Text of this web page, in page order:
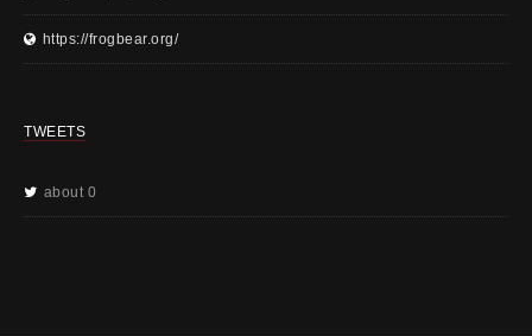
https://frogbear.org/
TWEETS
about 0